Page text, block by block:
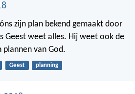
zijn plan bekend gemaakt door
Geest weet alles. Hij weet ook de
plannen van God.
Geest planning